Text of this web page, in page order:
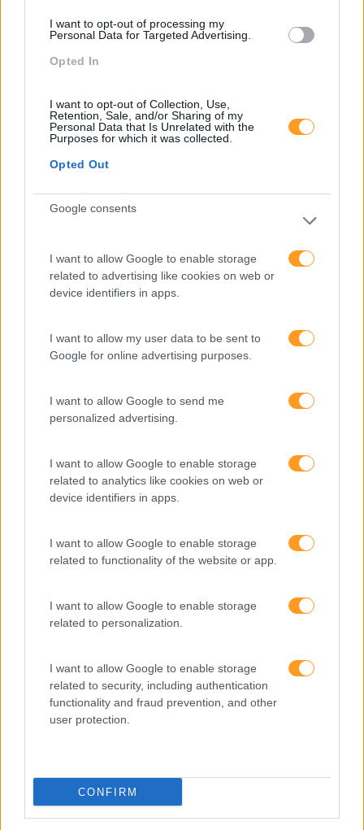
I want to opt-out of processing my
Personal Data for Targeted Advertising.
Opted In
I want to opt-out of Collection, Use,
Retention, Sale, and/or Sharing of my
Personal Data that Is Unrelated with the
Purposes for which it was collected.
Opted Out
Google consents
I want to allow Google to enable storage
related to advertising like cookies on web or
device identifiers in apps.
I want to allow my user data to be sent to
Google for online advertising purposes.
I want to allow Google to send me
personalized advertising.
I want to allow Google to enable storage
related to analytics like cookies on web or
device identifiers in apps.
I want to allow Google to enable storage
related to functionality of the website or app.
I want to allow Google to enable storage
related to personalization.
I want to allow Google to enable storage
related to security, including authentication
functionality and fraud prevention, and other
user protection.
CONFIRM
Aprendizagem
Atendimento E Relação Cliente
Comunicação
Desenvolvimento
Entrevista
Inglês
Keep In Mind
Mudança
Pessoas
PORTO RH MEETING
Sustentabilidade